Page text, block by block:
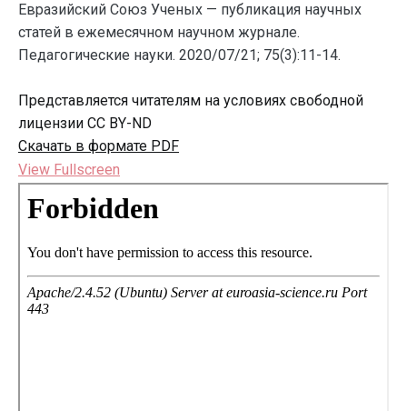
Евразийский Союз Ученых — публикация научных
статей в ежемесячном научном журнале.
Педагогические науки. 2020/07/21; 75(3):11-14.
Представляется читателям на условиях свободной
лицензии CC BY-ND
Скачать в формате PDF
View Fullscreen
Перейти
содержимому